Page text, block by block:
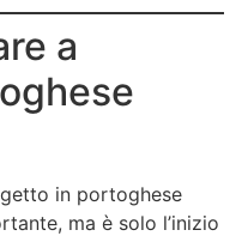
a
in portoghese
ma è solo l’inizio